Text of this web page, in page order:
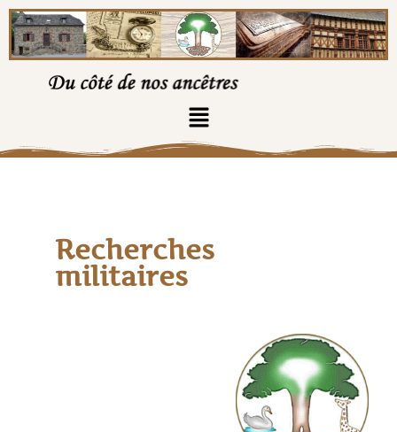
Recherches
militaires